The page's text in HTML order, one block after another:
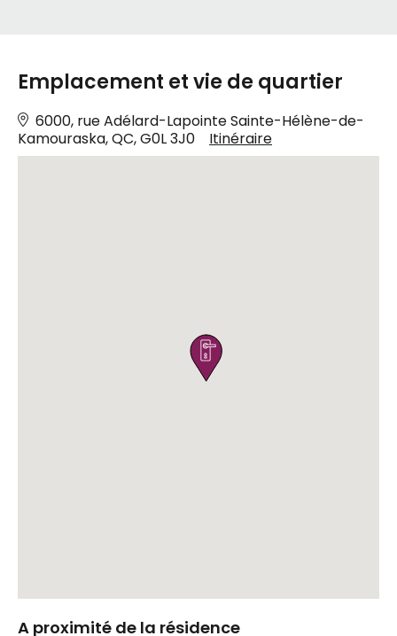
Emplacement et vie de quartier
6000, rue Adélard-Lapointe Sainte-Hélène-de-
Kamouraska, QC, G0L 3J0
Itinéraire

A proximité de la résidence